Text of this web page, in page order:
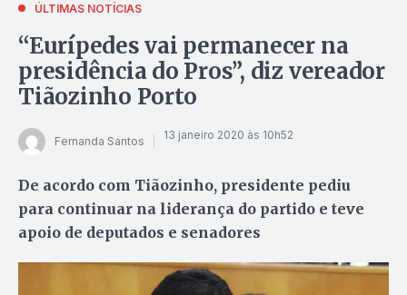
ÚLTIMAS NOTÍCIAS
“Eurípedes vai permanecer na
presidência do Pros”, diz vereador
Tiãozinho Porto
Fernanda Santos 13 janeiro 2020 às 10h52
De acordo com Tiãozinho, presidente pediu
para continuar na liderança do partido e teve
apoio de deputados e senadores